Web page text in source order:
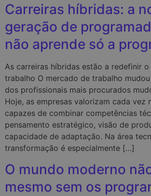
Carreiras híbridas: a
geração de
não aprende só a
As carreiras híbridas estão a redefinir
trabalho O mercado de trabalho
dos profissionais mais procurados
Hoje, as empresas valorizam cada vez
capazes de combinar competências
pensamento estratégico, visão de
capacidade de adaptação. Na área
transformação é especialmente […]
O mundo moderno
mesmo sem os